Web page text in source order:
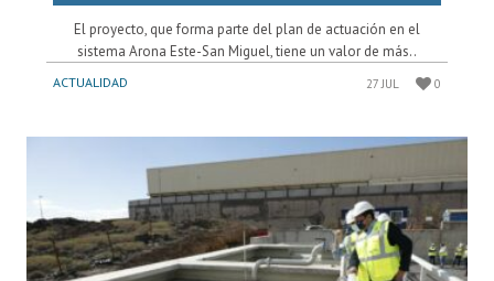
El proyecto, que forma parte del plan de actuación en el
sistema Arona Este-San Miguel, tiene un valor de más..
ACTUALIDAD 27 JUL 0